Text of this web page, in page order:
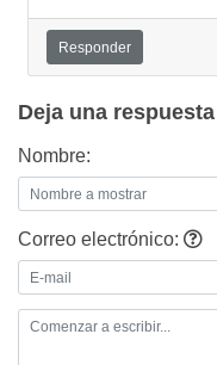
Responder
Deja una respuesta
Nombre:
Correo electrónico: